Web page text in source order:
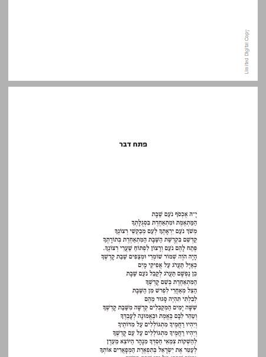
פתח דבר ... 11